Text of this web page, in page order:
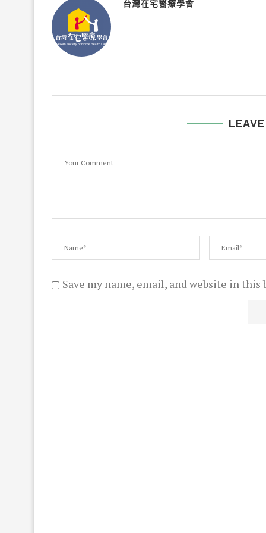
台灣在宅醫療學會
Save my name, email, and website in